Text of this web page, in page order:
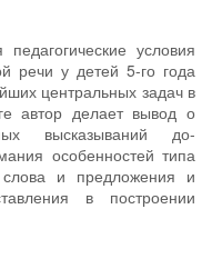
условия
речи у детей 5-го года
центральных задач в
автор делает вывод о
высказываний до-
особенностей типа
слова и предложения и
в построении